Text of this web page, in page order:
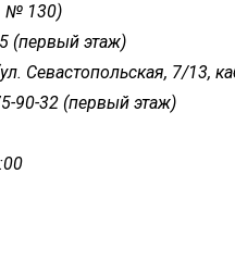
№ 130)
(первый этаж)
Севастопольская, 7/13,
90-32 (первый этаж)